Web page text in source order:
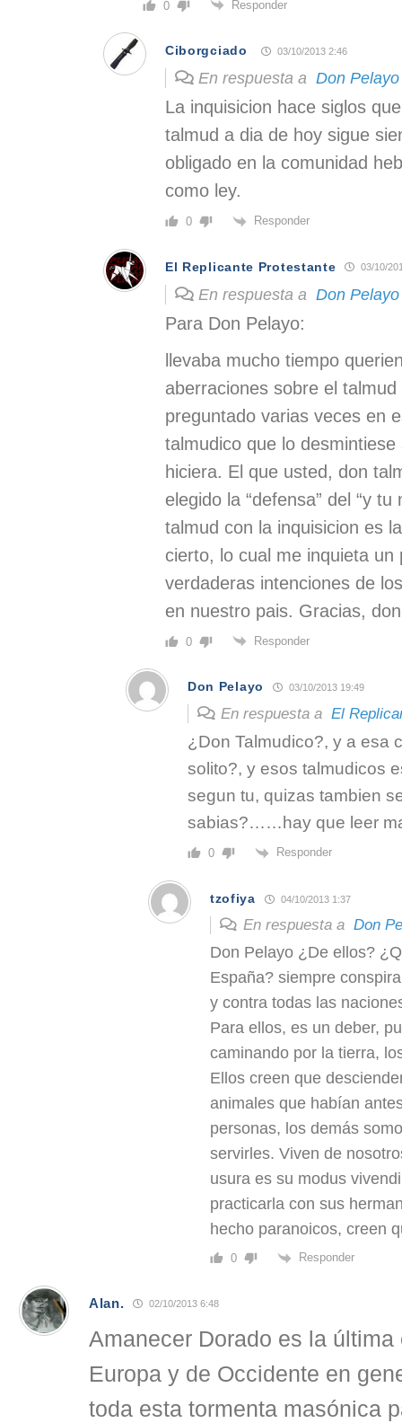
0 Responder
Ciborgciado 03/10/2013 2:46
En respuesta a Don Pelayo
La inquisicion hace siglos
talmud a dia de hoy sigue
obligado en la comunidad
como ley.
0 Responder
El Replicante Protestante 03/10/
En respuesta a Don Pelayo
Para Don Pelayo:
llevaba mucho tiempo
aberraciones sobre el
preguntado varias veces en
talmudico que lo
hiciera. El que usted, don
elegido la “defensa” del “y
talmud con la inquisicion es
cierto, lo cual me inquieta
verdaderas intenciones de
en nuestro pais. Gracias,
0 Responder
Don Pelayo 03/10/2013 19:49
En respuesta a El
¿Don Talmudico?, y a esa
solito?, y esos talmudicos
segun tu, quizas tambien
sabias?……hay que leer
0 Responder
tzofiya 04/10/2013 1:37
En respuesta a Don
Don Pelayo ¿De ellos?
España? siempre
y contra todas las
Para ellos, es un deber,
caminando por la tierra,
Ellos creen que
animales que habían
personas, los demás
servirles. Viven de
usura es su modus
practicarla con sus
hecho paranoicos, creen
0 Responder
Alan. 02/10/2013 6:48
Amanecer Dorado es la última
Europa y de Occidente en
toda esta tormenta masónica